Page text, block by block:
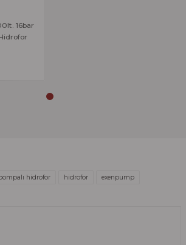
hatalar bulunuyor.
sitelerden daha pahalı.
farklı alternatifler olmalı.
16bar
hidrofor hidrofor exenpump